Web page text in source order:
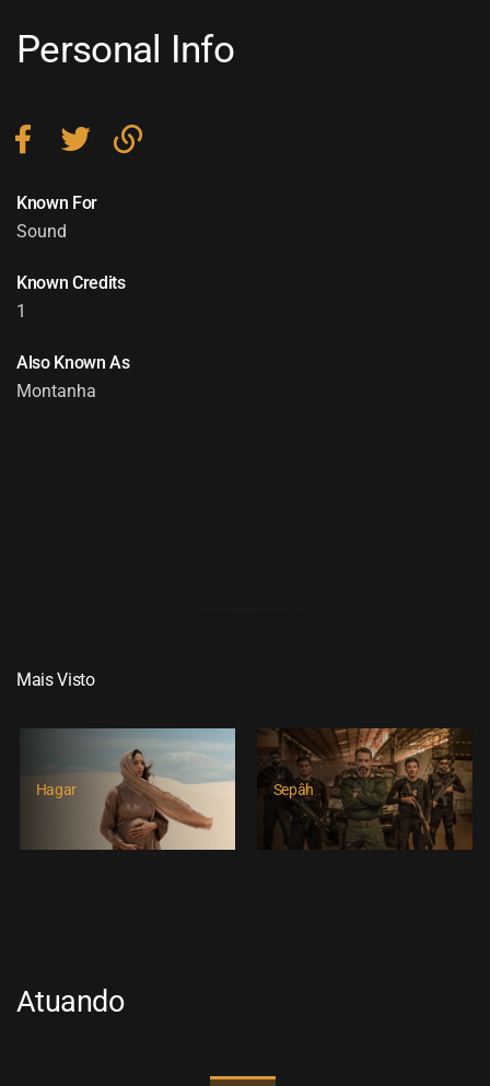
Personal Info
Known For
Sound
Known Credits
1
Also Known As
Montanha
Mais Visto
Hagar Sepâh
Atuando